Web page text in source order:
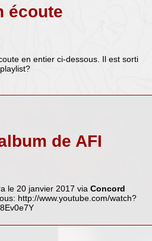
écoute
en entier ci-dessous. Il est sorti
de AFI
le 20 janvier 2017 via Concord
http://www.youtube.com/watch?